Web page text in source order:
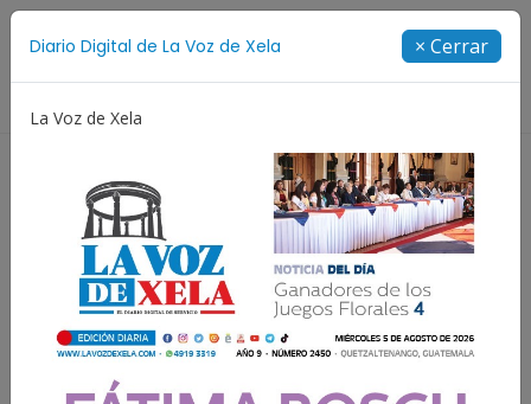
Diario Digital de La Voz de Xela × Cerrar
La Voz de Xela
Festival de Bandas 2026